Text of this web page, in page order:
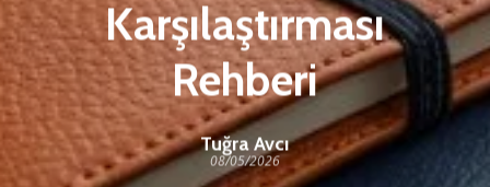
Karşılaştırması
Rehberi
Tuğra Avcı
08/05/2026